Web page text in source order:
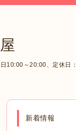
10:00～20:00、定休日
新着情報